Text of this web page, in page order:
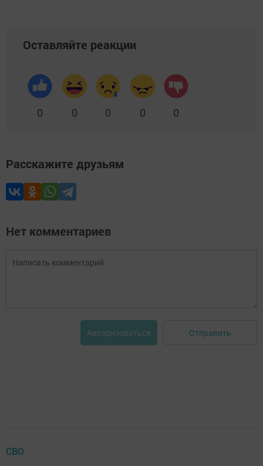
Оставляйте реакции
0 0 0 0 0
Расскажите друзьям
Нет комментариев
Авторизоваться Отправить
СВО